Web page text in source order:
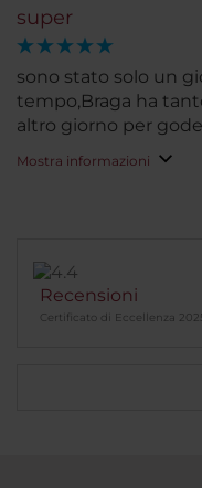
super
sono stato solo un
tempo,Braga ha
Mostra informazioni
Recensioni
Certificato di Eccellenza 2025